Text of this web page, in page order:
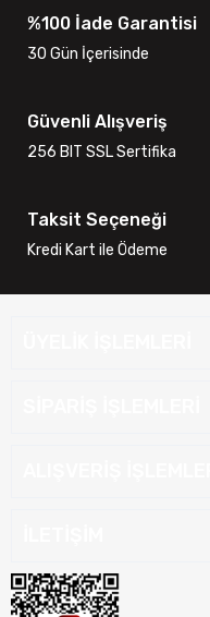
%100 İade Garantisi
30 Gün İçerisinde
Güvenli Alışveriş
256 BIT SSL Sertifika
Taksit Seçeneği
Kredi Kart ile Ödeme